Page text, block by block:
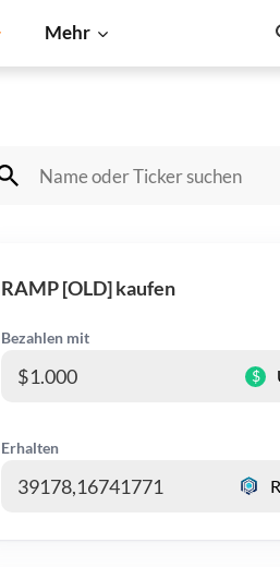
Mehr
Dogecoin Litecoin Shiba Inu
RAMP [OLD] kaufen
Bezahlen mit
$
Erhalten